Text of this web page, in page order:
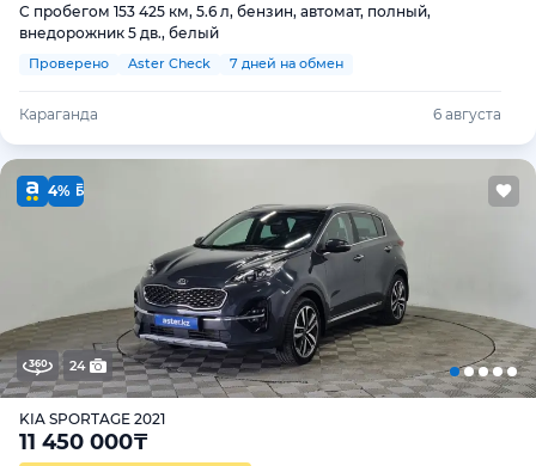
С пробегом 153 425 км, 5.6 л, бензин, автомат, полный,
внедорожник 5 дв., белый
Проверено Aster Check 7 дней на обмен
Караганда 6 августа
4%
24
KIA SPORTAGE 2021
11 450 000₸